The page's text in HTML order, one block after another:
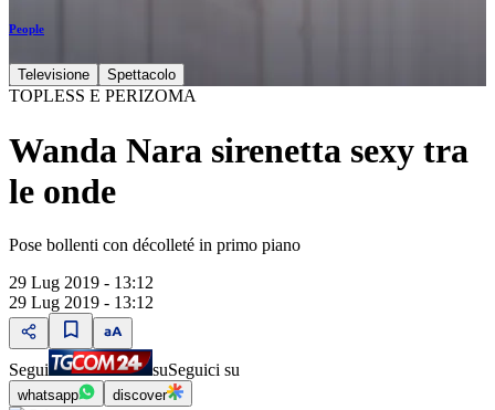
People
Televisione Spettacolo
TOPLESS E PERIZOMA
Wanda Nara sirenetta sexy tra
le onde
Pose bollenti con décolleté in primo piano
29 Lug 2019 - 13:12
29 Lug 2019 - 13:12
Segui suSeguici su
whatsapp discover